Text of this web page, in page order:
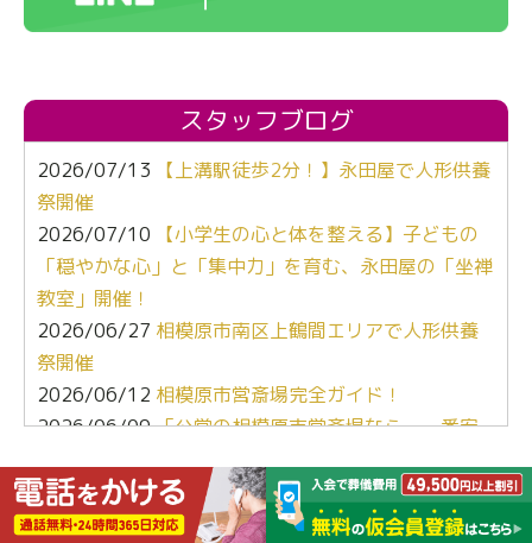
スタッフブログ
2026/07/13
【上溝駅徒歩2分！】永田屋で人形供養
祭開催
2026/07/10
【小学生の心と体を整える】子どもの
「穏やかな心」と「集中力」を育む、永田屋の「坐禅
教室」開催！
2026/06/27 相模原市南区上鶴間エリアで人形供養
祭開催
2026/06/12 相模原市営斎場完全ガイド！
2026/06/09「公営の相模原市営斎場なら、一番安
2026/05/12 【ぶっちゃけ比較】葬儀社選び、キー
ワードは「心」と「地元愛」でした。